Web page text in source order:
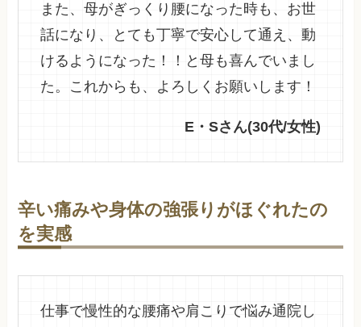
また、母がぎっくり腰になった時も、お世
話になり、とても丁寧で安心して通え、動
けるようになった！！と母も喜んでいまし
た。これからも、よろしくお願いします！
E・Sさん(30代/女性)
辛い痛みや身体の強張りがほぐれたの
を実感
仕事で慢性的な腰痛や肩こりで悩み通院し